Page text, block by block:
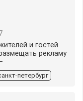
и гостей
рекламу
петербург